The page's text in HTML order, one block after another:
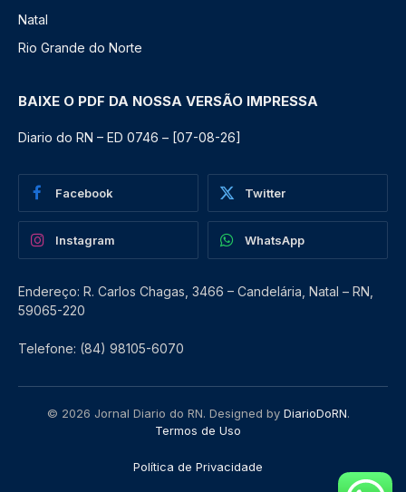
Natal
Rio Grande do Norte
BAIXE O PDF DA NOSSA VERSÃO IMPRESSA
Diario do RN – ED 0746 – [07-08-26]
Facebook Twitter
Instagram WhatsApp
Endereço: R. Carlos Chagas, 3466 – Candelária, Natal – RN,
59065-220
Telefone: (84) 98105-6070
© 2026 Jornal Diario do RN. Designed by DiarioDoRN.
Termos de Uso
Política de Privacidade